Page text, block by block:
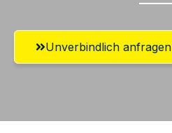
Unverbindlich anfragen